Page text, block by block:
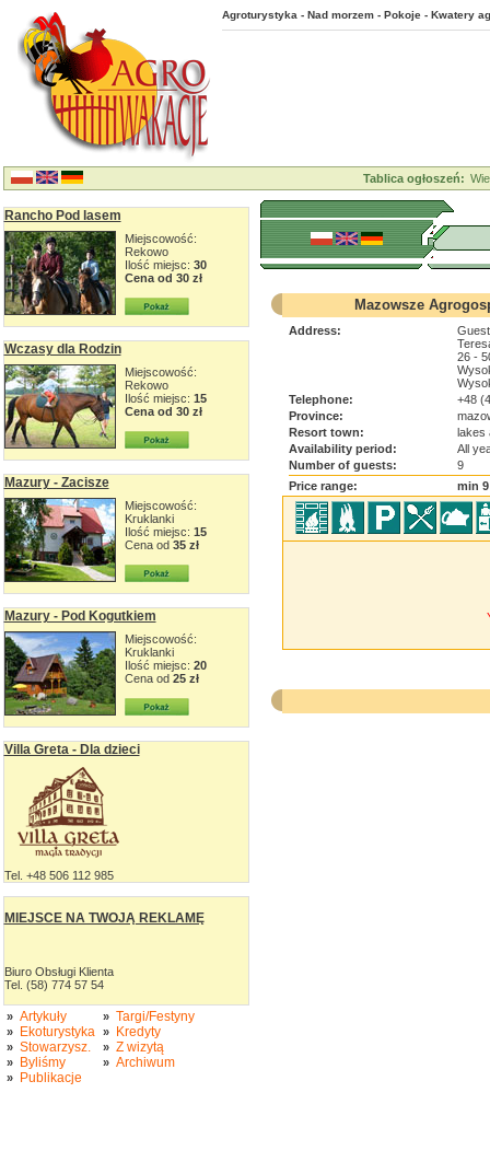
Agroturystyka - Nad morzem - Pokoje - Kwatery
Tablica ogłoszeń:
Rancho Pod lasem
Miejscowość:
Rekowo
Ilość miejsc: 30
Cena od 30 zł
Wczasy dla Rodzin
Miejscowość:
Rekowo
Ilość miejsc: 15
Cena od 30 zł
Mazury - Zacisze
Miejscowość:
Kruklanki
Ilość miejsc: 15
Cena od 35 zł
Mazury - Pod Kogutkiem
Miejscowość:
Kruklanki
Ilość miejsc: 20
Cena od 25 zł
Villa Greta - Dla dzieci
Tel. +48 506 112 985
MIEJSCE NA TWOJĄ REKLAMĘ
Biuro Obsługi Klienta
Tel. (58) 774 57 54
» Artykuły
» Ekoturystyka
» Stowarzysz.
» Byliśmy
» Publikacje
» Targi/Festyny
» Kredyty
» Z wizytą
» Archiwum
Mazowsze
Address:
26 -
Telephone:
+48
Province:
Resort town:
lakes
Availability period:
All
Number of guests:
9
Price range:
min 9